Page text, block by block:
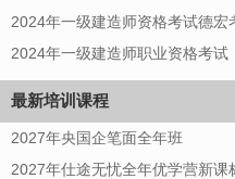
2024年一级建造师资格考试德宏
2024年一级建造师职业资格考试
最新培训课程
2027年央国企笔面全年班
2027年仕途无忧全年优学营新课